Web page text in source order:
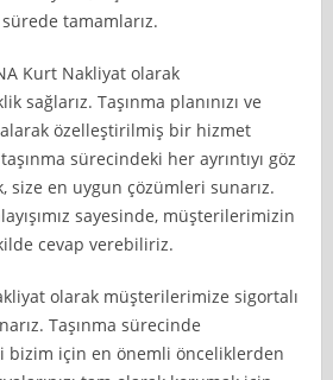
tamamlarız.
Kurt Nakliyat olarak
sağlarız. Taşınma planınızı ve
alarak özelleştirilmiş bir hizmet
sürecindeki her ayrıntıyı göz
en uygun çözümleri sunarız.
sayesinde, müşterilerimizin
cevap verebiliriz.
olarak müşterilerimize sigortalı
Taşınma sürecinde
bizim için en önemli önceliklerden